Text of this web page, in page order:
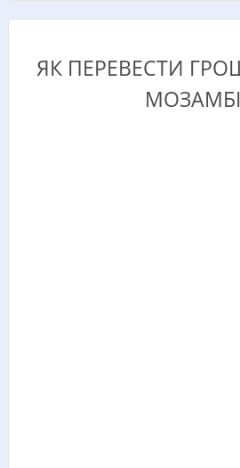
ЯК ПЕРЕВЕСТИ